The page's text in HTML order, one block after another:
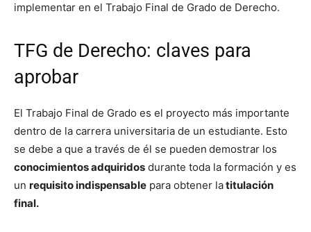
implementar en el Trabajo Final de Grado de Derecho.
TFG de Derecho: claves para
aprobar
El Trabajo Final de Grado es el proyecto más importante
dentro de la carrera universitaria de un estudiante. Esto
se debe a que a través de él se pueden demostrar los
conocimientos adquiridos durante toda la formación y es
un requisito indispensable para obtener latitulación
final.